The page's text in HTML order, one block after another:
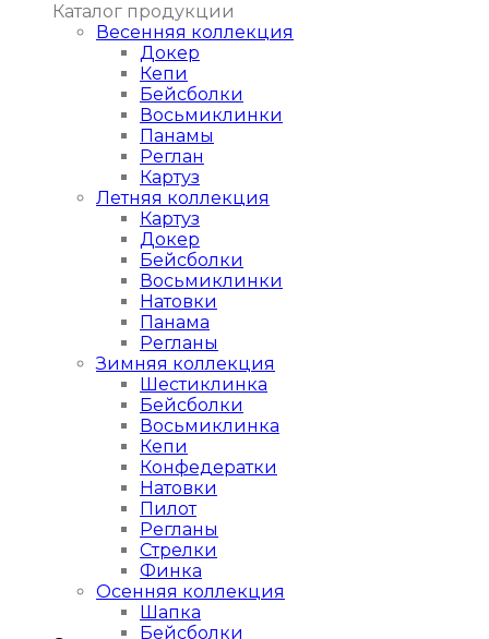
Каталог продукции
Весенняя коллекция
Докер
Кепи
Бейсболки
Восьмиклинки
Панамы
Реглан
Картуз
Летняя коллекция
Картуз
Докер
Бейсболки
Восьмиклинки
Натовки
Панама
Регланы
Зимняя коллекция
Шестиклинка
Бейсболки
Восьмиклинка
Кепи
Конфедератки
Натовки
Пилот
Регланы
Стрелки
Финка
Осенняя коллекция
Шапка
Бейсболки